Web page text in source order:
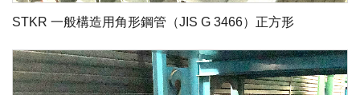
STKR 一般構造用角形鋼管（JIS G 3466）正方形